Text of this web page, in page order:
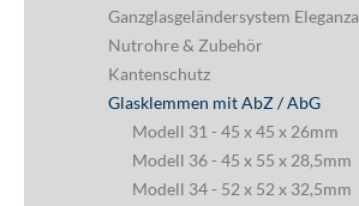
Ganzglasgeländersystem Eleganza
Nutrohre & Zubehör
Kantenschutz
Glasklemmen mit AbZ / AbG
Modell 31 - 45 x 45 x 26mm
Modell 36 - 45 x 55 x 28,5mm
Modell 34 - 52 x 52 x 32,5mm